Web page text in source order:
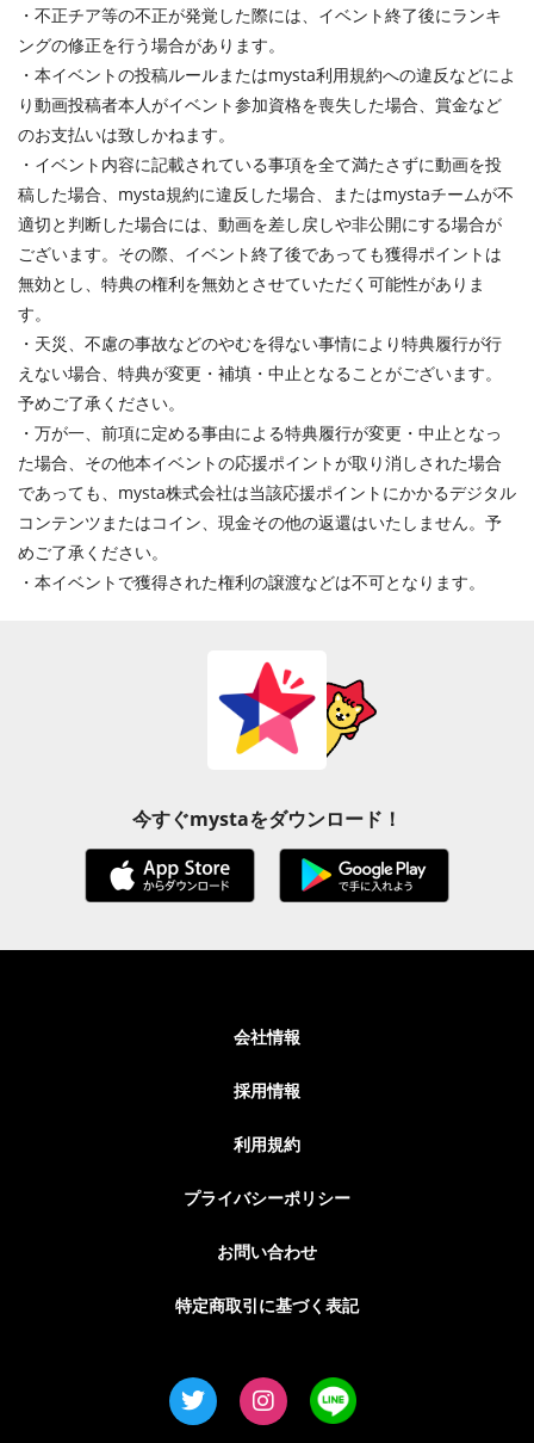
・不正チア等の不正が発覚した際には、イベント終了後にランキ
ングの修正を行う場合があります。
・本イベントの投稿ルールまたはmysta利用規約への違反などによ
り動画投稿者本人がイベント参加資格を喪失した場合、賞金など
のお支払いは致しかねます。
・イベント内容に記載されている事項を全て満たさずに動画を投
稿した場合、mysta規約に違反した場合、またはmystaチームが不
適切と判断した場合には、動画を差し戻しや非公開にする場合が
ございます。その際、イベント終了後であっても獲得ポイントは
無効とし、特典の権利を無効とさせていただく可能性がありま
す。
・天災、不慮の事故などのやむを得ない事情により特典履行が行
えない場合、特典が変更・補填・中止となることがございます。
予めご了承ください。
・万が一、前項に定める事由による特典履行が変更・中止となっ
た場合、その他本イベントの応援ポイントが取り消しされた場合
であっても、mysta株式会社は当該応援ポイントにかかるデジタル
コンテンツまたはコイン、現金その他の返還はいたしません。予
めご了承ください。
・本イベントで獲得された権利の譲渡などは不可となります。
今すぐmystaをダウンロード！
会社情報
採用情報
利用規約
プライバシーポリシー
お問い合わせ
特定商取引に基づく表記